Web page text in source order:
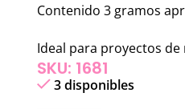
Contenido 3 gramos
Ideal para proyectos
SKU: 1681
3 disponibles